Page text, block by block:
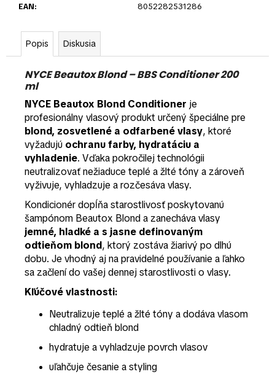
EAN: 8052282531286
Popis Diskusia
NYCE Beautox Blond – BBS Conditioner 200
ml
NYCE Beautox Blond Conditioner je
profesionálny vlasový produkt určený špeciálne pre
blond, zosvetlené a odfarbené vlasy, ktoré
vyžadujú ochranu farby, hydratáciu a
vyhladenie. Vďaka pokročilej technológii
neutralizovať nežiaduce teplé a žlté tóny a zároveň
vyživuje, vyhladzuje a rozčesáva vlasy.
Kondicionér dopĺňa starostlivosť poskytovanú
šampónom Beautox Blonda zanecháva vlasy
jemné, hladké a s jasne definovaným
odtieňom blond, ktorý zostáva žiarivý po dlhú
dobu. Je vhodný aj na pravidelné používanie a ľahko
sa začlení do vašej dennej starostlivosti o vlasy.
Kľúčové vlastnosti:
Neutralizuje teplé a žlté tóny a dodáva vlasom
chladný odtieň blond
hydratuje a vyhladzuje povrch vlasov
uľahčuje česanie a styling